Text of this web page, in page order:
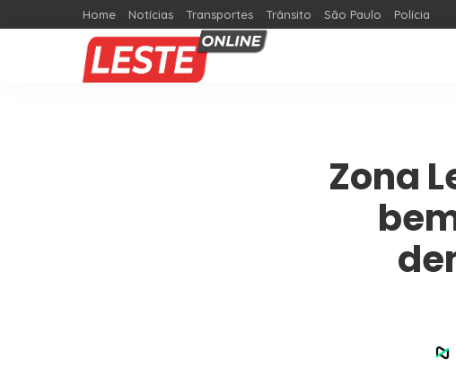
Home Notícias Transportes Trânsito São Paulo Polícia
Zona